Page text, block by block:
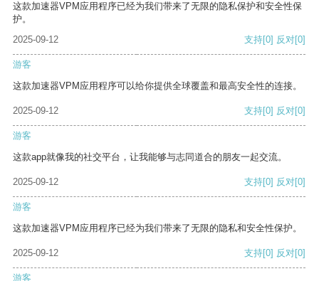
这款加速器VPM应用程序已经为我们带来了无限的隐私保护和安全性保
护。
2025-09-12
支持[0] 反对[0]
游客
这款加速器VPM应用程序可以给你提供全球覆盖和最高安全性的连接。
2025-09-12 支持[0] 反对[0]
游客
这款app就像我的社交平台，让我能够与志同道合的朋友一起交流。
2025-09-12 支持[0] 反对[0]
游客
这款加速器VPM应用程序已经为我们带来了无限的隐私和安全性保护。
2025-09-12 支持[0] 反对[0]
游客